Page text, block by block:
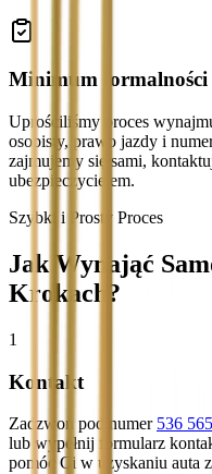
Minimum formalności
Uprościliśmy proces
osobisty, prawo jazdy i
zajmujemy się sami,
ubezpieczycielem.
Szybki i Prosty Proces
Jak Wynająć
Krokach?
1
Kontakt
Zadzwoń pod numer 536
lub wypełnij formularz
pomóc Ci w uzyskaniu auta